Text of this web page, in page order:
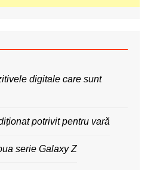
digitale care sunt
potrivit pentru vară
serie Galaxy Z